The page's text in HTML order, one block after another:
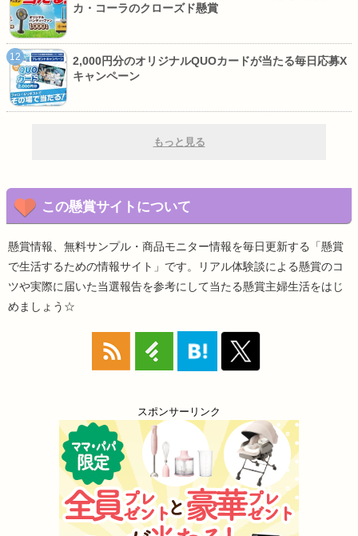
カ・コーラのクローズド懸賞
2,000円分のオリジナルQUOカードが当たる毎日応募X
キャンペーン
もっと見る
この懸賞サイトについて
懸賞情報、無料サンプル・商品モニター情報を毎日更新する「懸賞
で生活するための情報サイト」です。リアル体験談による懸賞のコ
ツや実際に届いた当選報告を参考にして当たる懸賞主婦生活をはじ
めましょう☆
スポンサーリンク